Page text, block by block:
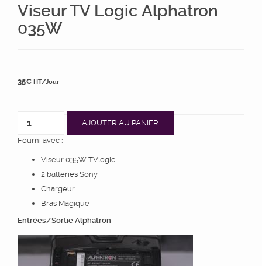
Viseur TV Logic Alphatron
035W
35€ HT/Jour
AJOUTER AU PANIER
Fourni avec :
Viseur 035W TVlogic
2 batteries Sony
Chargeur
Bras Magique
Entrées/Sortie Alphatron